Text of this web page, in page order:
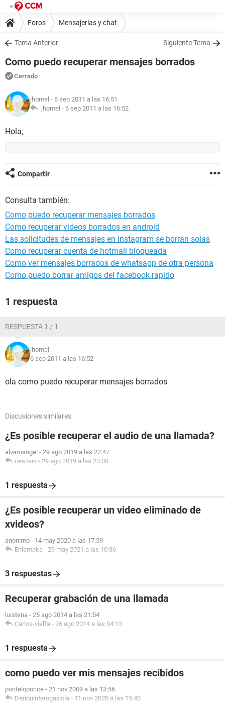
Foros Mensajerías y chat
Tema Anterior Siguiente Tema
Como puedo recuperar mensajes borrados
Cerrado
jhomel - 6 sep 2011 a las 16:51
jhomel - 6 sep 2011 a las 16:52
Hola,
Compartir
Consulta también:
Como puedo recuperar mensajes borrados
Como recuperar videos borrados en android
Las solicitudes de mensajes en instagram se borran solas
Como recuperar cuenta de hotmail bloqueada
Como ver mensajes borrados de whatsapp de otra persona
Como puedo borrar amigos del facebook rapido
1 respuesta
RESPUESTA 1 / 1
jhomel
6 sep 2011 a las 16:52
ola como puedo recuperar mensajes borrados
Discusiones similares
¿Es posible recuperar el audio de una llamada?
alvaroangel - 29 ago 2019 a las 22:47
ceszarv - 29 ago 2019 a las 23:08
1 respuesta
¿Es posible recuperar un video eliminado de
xvideos?
anonimo - 14 may 2020 a las 17:59
Enlamaka - 29 may 2021 a las 10:36
3 respuestas
Recuperar grabación de una llamada
luistena - 25 ago 2014 a las 21:54
Carlos-vialfa - 26 ago 2014 a las 04:13
1 respuesta
como puedo ver mis mensajes recibidos
ponteloponce - 21 nov 2009 a las 13:56
Dariquinterogaxiola - 11 nov 2020 a las 15:40